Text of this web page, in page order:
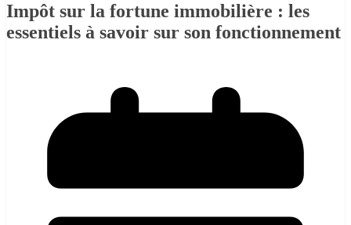
Impôt sur la fortune immobilière : les
essentiels à savoir sur son fonctionnement